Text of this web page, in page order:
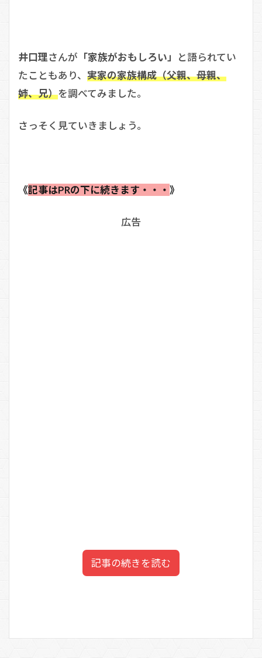
井口理さんが 「家族がおもしろい」
と語られてい
たこともあり、 実家の家族構成（父親、母親、
姉、兄）を調べてみました。
さっそく見ていきましょう。
《記事はPRの下に続きます・・・ 》
広告
記事の続きを読む